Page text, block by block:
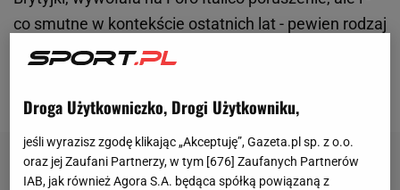
co smutne w kontekście ostatnich lat - pewien rodzaj
znużenia. Scenariusz, który rozegrał się w stolicy
kuriozalny.
Droga Użytkowniczko, Drogi Użytkowniku,
jeśli wyrazisz zgodę klikając „Akceptuję”, Gazeta.pl sp. z o.o.
oraz jej Zaufani Partnerzy, w tym [676] Zaufanych Partnerów
IAB, jak również Agora S.A. będąca spółką powiązaną z